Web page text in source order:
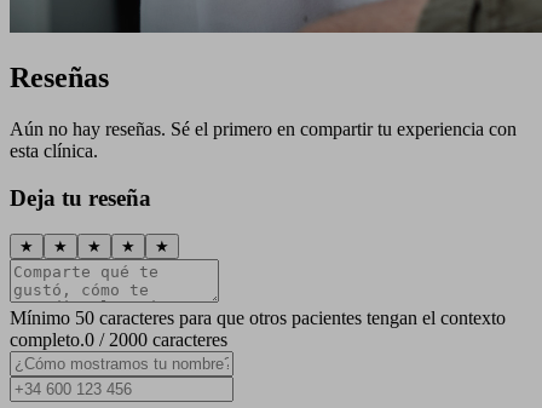
Reseñas
Aún no hay reseñas. Sé el primero en compartir tu experiencia con
esta clínica.
Deja tu reseña
★ ★ ★ ★ ★
Mínimo 50 caracteres para que otros pacientes tengan el contexto
completo.0 / 2000 caracteres